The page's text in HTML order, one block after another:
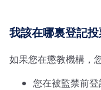
我該在哪裏登記投
如果您在懲教機構，
您在被監禁前